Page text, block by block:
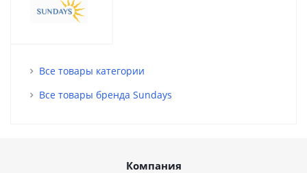
Все товары категории
Все товары бренда Sundays
Компания